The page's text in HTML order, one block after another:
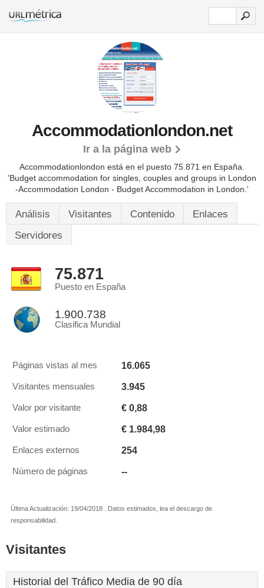
Accommodationlondon.net
Ir a la página web
Accommodationlondon está en el puesto 75.871 en España.
'Budget accommodation for singles, couples and groups in London
-Accommodation London - Budget Accommodation in London.'
Análisis Visitantes Contenido
Enlaces
Servidores
75.871
Puesto en España
1.900.738
Clasifica Mundial
Páginas vistas al mes 16.065
Visitantes mensuales 3.945
Valor por visitante € 0,88
Valor estimado € 1.984,98
Enlaces externos 254
Número de páginas --
Última Actualización: 19/04/2018 . Datos estimados, lea el descargo de
responsabilidad.
Visitantes
Historial del Tráfico Media de 90 día